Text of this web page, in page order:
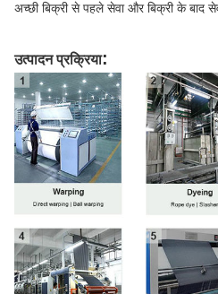
अच्छी बिक्री से पहले सेवा और बिक्री के बाद
उत्पादन प्रक्रिया: